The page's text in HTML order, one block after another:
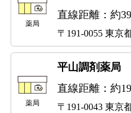
薬局
直線距離：約
〒191-0055 東京
薬局
平山調剤薬局
直線距離：約
〒191-0043 東京